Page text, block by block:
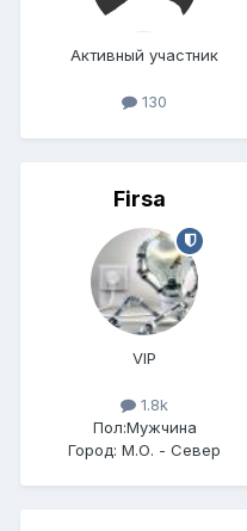
Активный участник
130
Firsa
VIP
1.8k
Пол:Мужчина
Город: М.О. - Север